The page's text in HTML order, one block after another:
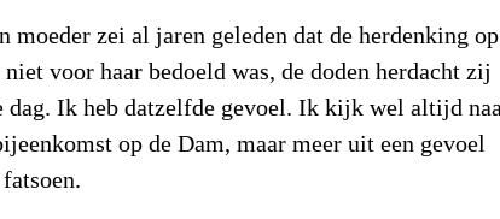
moeder zei al jaren geleden dat de herdenking
voor haar bedoeld was, de doden herdacht zij
dag. Ik heb datzelfde gevoel. Ik kijk wel altijd
op de Dam, maar meer uit een gevoel